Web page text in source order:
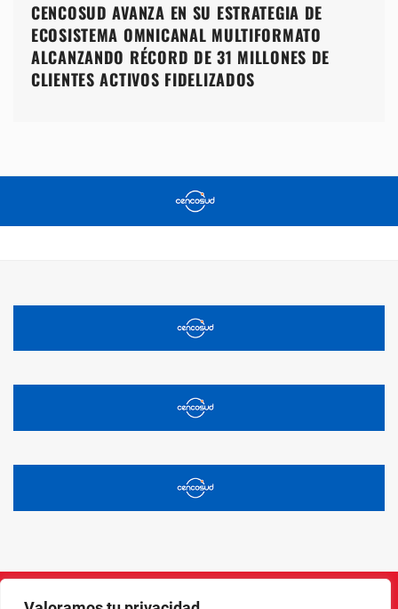
CENCOSUD AVANZA EN SU ESTRATEGIA DE
ECOSISTEMA OMNICANAL MULTIFORMATO
ALCANZANDO RÉCORD DE 31 MILLONES DE
CLIENTES ACTIVOS FIDELIZADOS